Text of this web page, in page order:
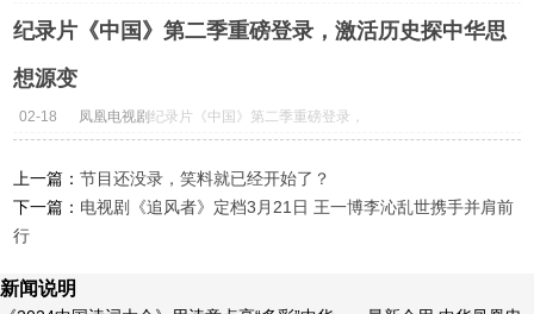
逢》,一场富有穿越感、沉浸式、
国潮...
纪录片《中国》第二季重磅登录，激活历史探中华思
想源变
02-18 凤凰电视剧纪录片《中国》第二季重磅登录，
上一篇：节目还没录，笑料就已经开始了？
下一篇： 电视剧《追风者》定档3月21日 王一博李沁乱世携手并肩前
行
新闻说明